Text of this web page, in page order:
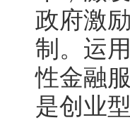
政府激
制。运
性金融
是创业